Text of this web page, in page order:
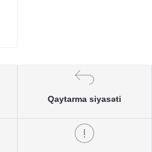
Qaytarma siyasəti